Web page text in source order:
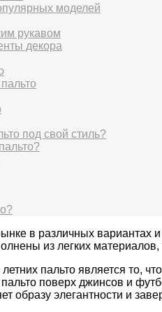
моделей
рукавом
декора
под свой стиль?
в различных вариантах
из легких
пальто является то,
поверх джинсов и
образу элегантности и